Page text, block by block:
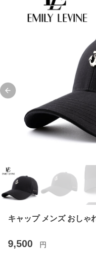
Previous slide
キャップ メンズ おしゃ
9,500 円